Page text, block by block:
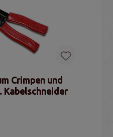
Crimpen und
Kabelschneider